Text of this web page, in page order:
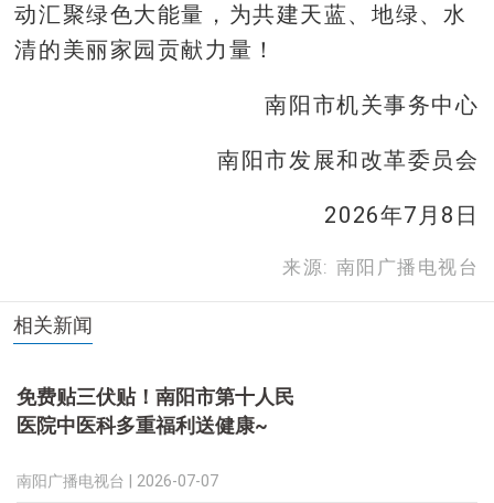
动汇聚绿色大能量，为共建天蓝、地绿、水
清的美丽家园贡献力量！
南阳市机关事务中心
南阳市发展和改革委员会
2026年7月8日
来源: 南阳广播电视台
相关新闻
免费贴三伏贴！南阳市第十人民
医院中医科多重福利送健康~
南阳广播电视台 | 2026-07-07